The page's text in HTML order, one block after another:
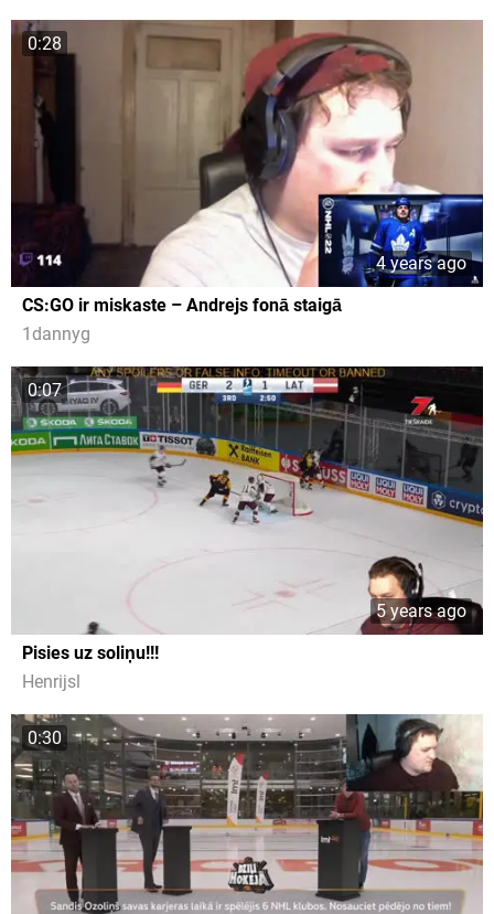
0:28
4 years ago
CS:GO ir miskaste – Andrejs fonā staigā
1dannyg
0:07
5 years ago
Pisies uz soliņu!!!
Henrijsl
0:30